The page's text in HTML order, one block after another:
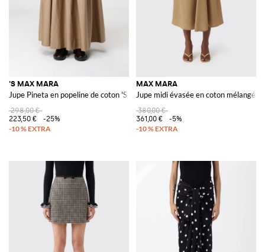
'S MAX MARA
Jupe Pineta en popeline de coton 'S Max Mara
298,00 €
223,50 €
-25%
MAX MARA
Jupe midi évasée en coton mélangé
380,00 €
361,00 €
-5%